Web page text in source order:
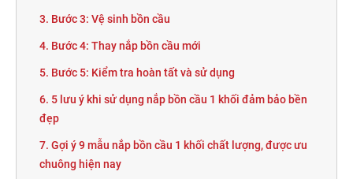
3. Bước 3: Vệ sinh bồn cầu
4. Bước 4: Thay nắp bồn cầu mới
5. Bước 5: Kiểm tra hoàn tất và sử dụng
6. 5 lưu ý khi sử dụng nắp bồn cầu 1 khối đảm bảo bền
đẹp
7. Gợi ý 9 mẫu nắp bồn cầu 1 khối chất lượng, được ưu
chuông hiện nay